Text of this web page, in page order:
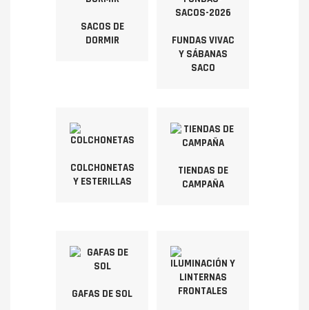
SACOS DE
DORMIR
FUNDAS VIVAC
Y SÁBANAS
SACO
COLCHONETAS
Y ESTERILLAS
TIENDAS DE
CAMPAÑA
GAFAS DE SOL